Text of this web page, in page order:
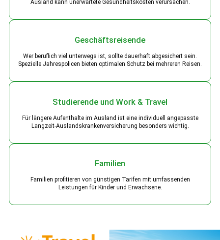
Ausland kann unerwartete Gesundheitskosten verursachen.
Geschäftsreisende
Wer beruflich viel unterwegs ist, sollte dauerhaft abgesichert sein.
Spezielle Jahrespolicen bieten optimalen Schutz bei mehreren Reisen.
Studierende und Work & Travel
Für längere Aufenthalte im Ausland ist eine individuell angepasste
Langzeit-Auslandskrankenversicherung besonders wichtig.
Familien
Familien profitieren von günstigen Tarifen mit umfassenden
Leistungen für Kinder und Erwachsene.